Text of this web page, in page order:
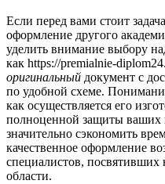
Если перед вами стоит задача
оформление другого
уделить внимание выбору
как https://premialnie-
оригинальный документ с
по удобной схеме.
как осуществляется его
полноценной защиты ваших
значительно сэкономить
качественное оформление
специалистов, посвятивших
области.